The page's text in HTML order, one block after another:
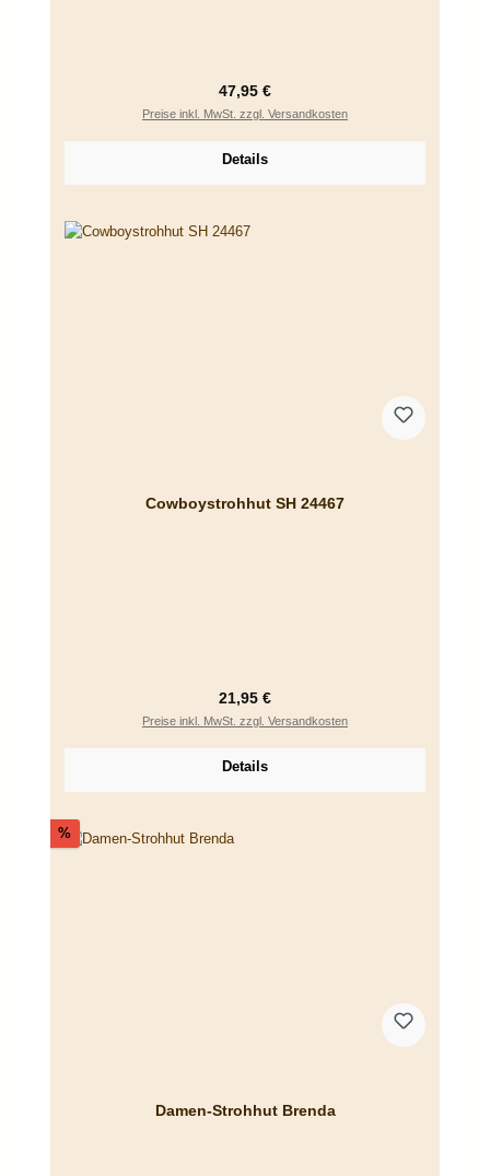
Regulärer Preis:
47,95 €
Preise inkl. MwSt. zzgl. Versandkosten
Details
Cowboystrohhut SH 24467
Regulärer Preis:
21,95 €
Preise inkl. MwSt. zzgl. Versandkosten
Details
%Rabatt
Damen-Strohhut Brenda